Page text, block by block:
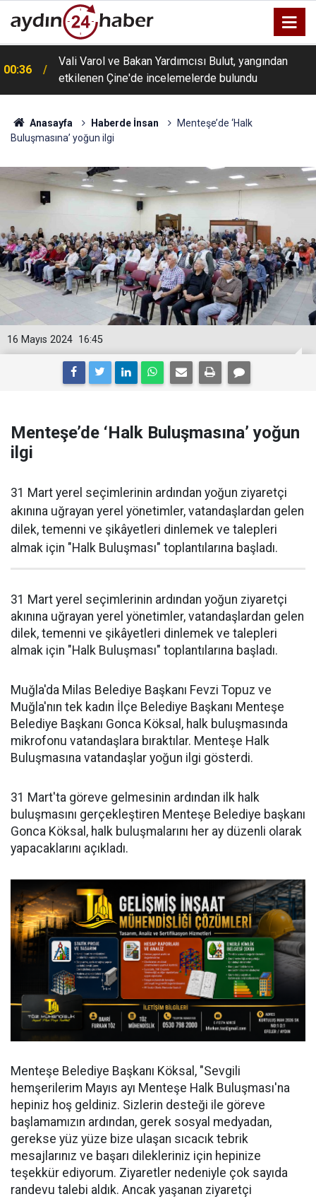
00:36
Vali Varol ve Bakan Yardımcısı Bulut, yangından
etkilenen Çine'de incelemelerde bulundu
Anasayfa Haberde İnsan
Menteşe’de ‘Halk
Buluşmasına’ yoğun ilgi
16:45
16 Mayıs 2024
Menteşe’de ‘Halk Buluşmasına’ yoğun
ilgi
31 Mart yerel seçimlerinin ardından yoğun ziyaretçi
akınına uğrayan yerel yönetimler, vatandaşlardan gelen
dilek, temenni ve şikâyetleri dinlemek ve talepleri
almak için "Halk Buluşması" toplantılarına başladı.
31 Mart yerel seçimlerinin ardından yoğun ziyaretçi
akınına uğrayan yerel yönetimler, vatandaşlardan gelen
dilek, temenni ve şikâyetleri dinlemek ve talepleri
almak için "Halk Buluşması" toplantılarına başladı.
Muğla'da Milas Belediye Başkanı Fevzi Topuz ve
Muğla'nın tek kadın İlçe Belediye Başkanı Menteşe
Belediye Başkanı Gonca Köksal, halk buluşmasında
mikrofonu vatandaşlara bıraktılar. Menteşe Halk
Buluşmasına vatandaşlar yoğun ilgi gösterdi.
31 Mart'ta göreve gelmesinin ardından ilk halk
buluşmasını gerçekleştiren Menteşe Belediye başkanı
Gonca Köksal, halk buluşmalarını her ay düzenli olarak
yapacaklarını açıkladı.
Menteşe Belediye Başkanı Köksal, "Sevgili
hemşerilerim Mayıs ayı Menteşe Halk Buluşması'na
hepiniz hoş geldiniz. Sizlerin desteği ile göreve
başlamamızın ardından, gerek sosyal medyadan,
gerekse yüz yüze bize ulaşan sıcacık tebrik
mesajlarınız ve başarı dilekleriniz için hepinize
teşekkür ediyorum. Ziyaretler nedeniyle çok sayıda
randevu talebi aldık. Ancak yaşanan ziyaretçi